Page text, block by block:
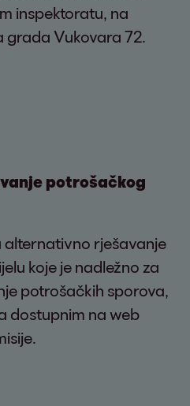
inspektoratu, na
grada Vukovara 72.
potrošačkog
rješavanje
koje je nadležno za
potrošačkih sporova,
dostupnim na web